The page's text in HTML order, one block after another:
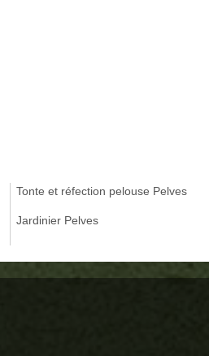
Tonte et réfection pelouse Pelves
Jardinier Pelves